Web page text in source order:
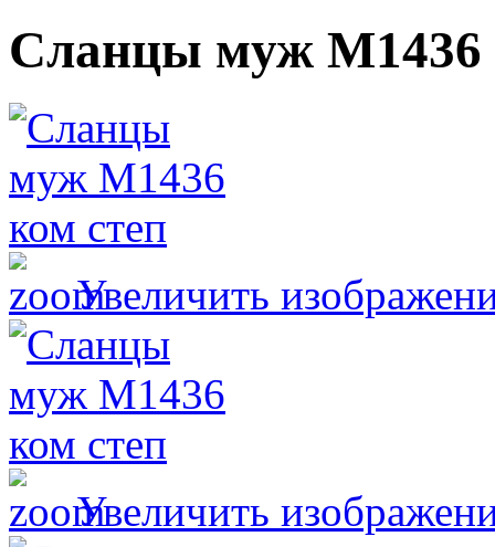
Сланцы муж М1436
Увеличить
Увеличить